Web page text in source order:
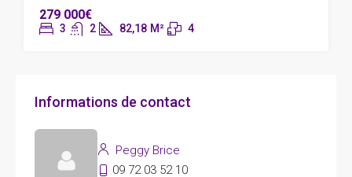
279 000€
3 2 82,18 M² 4
Informations de contact
Peggy Brice
09 72 03 52 10